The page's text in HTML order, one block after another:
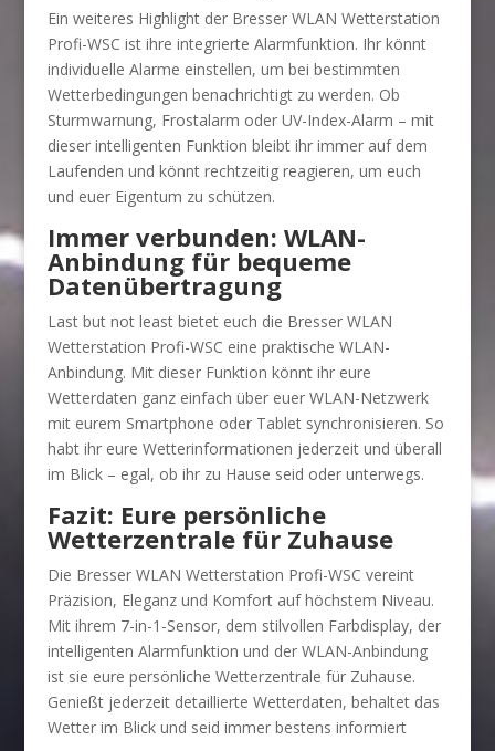
Ein weiteres Highlight der Bresser WLAN Wetterstation
Profi-WSC ist ihre integrierte Alarmfunktion. Ihr könnt
individuelle Alarme einstellen, um bei bestimmten
Wetterbedingungen benachrichtigt zu werden. Ob
Sturmwarnung, Frostalarm oder UV-Index-Alarm – mit
dieser intelligenten Funktion bleibt ihr immer auf dem
Laufenden und könnt rechtzeitig reagieren, um euch
und euer Eigentum zu schützen.
Immer verbunden: WLAN-
Anbindung für bequeme
Datenübertragung
Last but not least bietet euch die Bresser WLAN
Wetterstation Profi-WSC eine praktische WLAN-
Anbindung. Mit dieser Funktion könnt ihr eure
Wetterdaten ganz einfach über euer WLAN-Netzwerk
mit eurem Smartphone oder Tablet synchronisieren. So
habt ihr eure Wetterinformationen jederzeit und überall
im Blick – egal, ob ihr zu Hause seid oder unterwegs.
Fazit: Eure persönliche
Wetterzentrale für Zuhause
Die Bresser WLAN Wetterstation Profi-WSC vereint
Präzision, Eleganz und Komfort auf höchstem Niveau.
Mit ihrem 7-in-1-Sensor, dem stilvollen Farbdisplay, der
intelligenten Alarmfunktion und der WLAN-Anbindung
ist sie eure persönliche Wetterzentrale für Zuhause.
Genießt jederzeit detaillierte Wetterdaten, behaltet das
Wetter im Blick und seid immer bestens informiert